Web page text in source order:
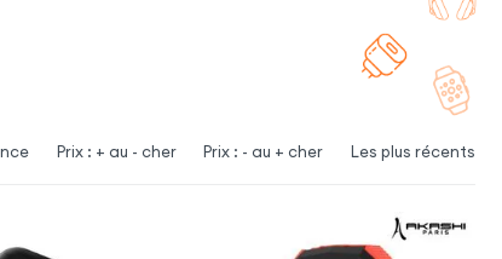
Prix : + au - cher Prix : - au + cher Les plus récents